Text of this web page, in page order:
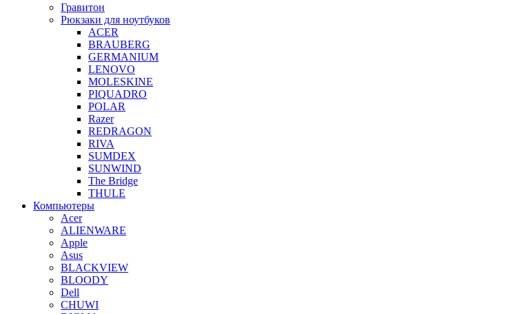
Гравитон
Рюкзаки для ноутбуков
ACER
BRAUBERG
GERMANIUM
LENOVO
MOLESKINE
PIQUADRO
POLAR
Razer
REDRAGON
RIVA
SUMDEX
SUNWIND
The Bridge
THULE
Компьютеры
Acer
ALIENWARE
Apple
Asus
BLACKVIEW
BLOODY
Dell
CHUWI